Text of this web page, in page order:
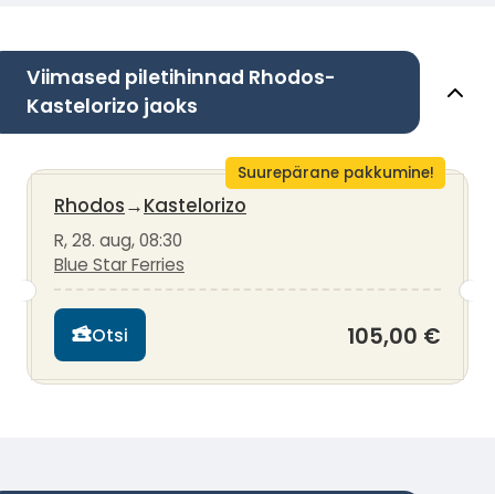
Viimased piletihinnad Rhodos-
Kastelorizo jaoks
Suurepärane pakkumine!
Rhodos→Kastelorizo
R, 28. aug, 08:30
Blue Star Ferries
Otsi 105,00 €